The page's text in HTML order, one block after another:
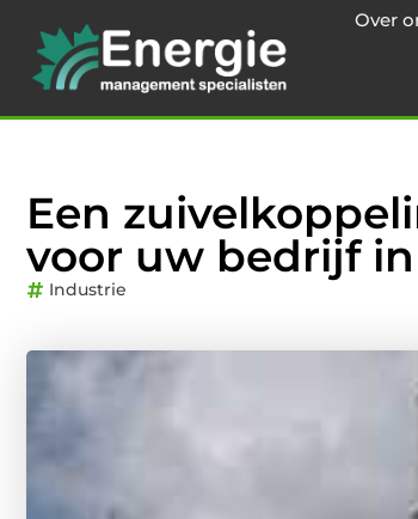
Over
Een
voor uw bedrijf
Industrie